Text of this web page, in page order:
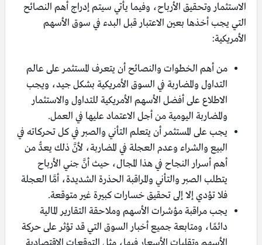
الاستثمار وتحقيق الأرباح، وفيما يأتي سيتم إدراج أهم النصائح
التي يجب أخذها بعين الاعتبار قبل البدء في سوق الأسهم
الأمريكية:
من أهم الخطوات والنصائح أن يتعرف المستثمر على عالم
التداول والمضاربة في السوق الأمريكية بشكل جيد، ويجب
الاطلاع على أفضل الأسهم الأمريكية للتداول والاستثمار
والمضاربة اليومية من أجل الاعتماد عليها في العمل.
يجب على المستثمر أن يتعلم التأني والصبر في كل تحركاته في
البيع والشراء وعدم العجلة في المضاربة، لأنَّ ذلك يعدُّ من
أهم أسرار النجاح في هذا المجال، حيث أنَّ جني الأرباح
يتطلب الصبر والتأني والمراقبة الحذرة الشديدة، أمَّا العجلة
فلا تؤدي إلا إلى تحقيق خسارات كبيرة غير متوقعة.
يجب مراقبة مؤشرات الأسهم وملاحقة التقارير المالية
دائمًا، ومتابعة جميع أخبار السوق التي قد تؤثر على حركة